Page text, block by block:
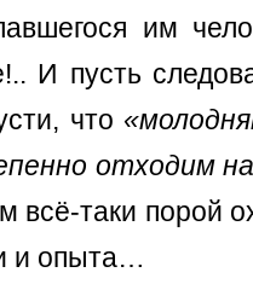
им
И пусть
что
отходим
всё-таки порой
и опыта…